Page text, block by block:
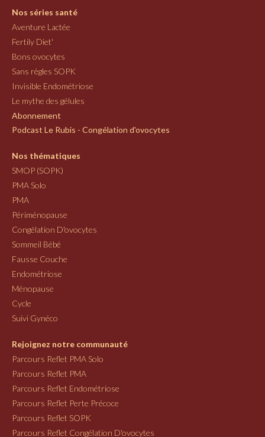
Nos séries santé
Aventure Lactée
Fertily Diet'
Bons ovocytes
Sans règles SOPK
Invisible Endométriose
Le mythe des gélules
Abonnement
Podcast Le Rubis - Congélation d'ovocytes
Nos thématiques
SMOP (SOPK)
PMA Solo
PMA
Périménopause
Congélation D'ovocytes
Sommeil Bébé
Fausse Couche
Endométriose
Ménopause
Cycle
Suivi Gynéco
Rejoignez notre communauté
Parcours Reflet PMA Solo
Parcours Reflet PMA
Parcours Reflet Endométriose
Parcours Reflet Perte Précoce
Parcours Reflet SOPK
Parcours Reflet Congélation D'ovocytes